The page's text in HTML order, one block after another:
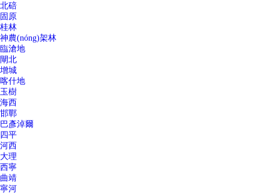
北碚
固原
桂林
神農(nóng)架林
臨滄地
閘北
增城
喀什地
玉樹
海西
邯鄲
巴彥淖爾
四平
河西
大理
西寧
曲靖
寧河